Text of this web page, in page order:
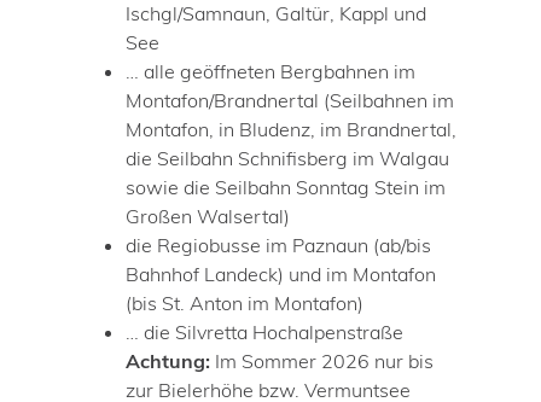
Ischgl/Samnaun, Galtür, Kappl und
See
… alle geöffneten Bergbahnen im
Montafon/Brandnertal (Seilbahnen im
Montafon, in Bludenz, im Brandnertal,
die Seilbahn Schnifisberg im Walgau
sowie die Seilbahn Sonntag Stein im
Großen Walsertal)
die Regiobusse im Paznaun (ab/bis
Bahnhof Landeck) und im Montafon
(bis St. Anton im Montafon)
… die Silvretta Hochalpenstraße
Achtung: Im Sommer 2026 nur bis
zur Bielerhöhe bzw. Vermuntsee